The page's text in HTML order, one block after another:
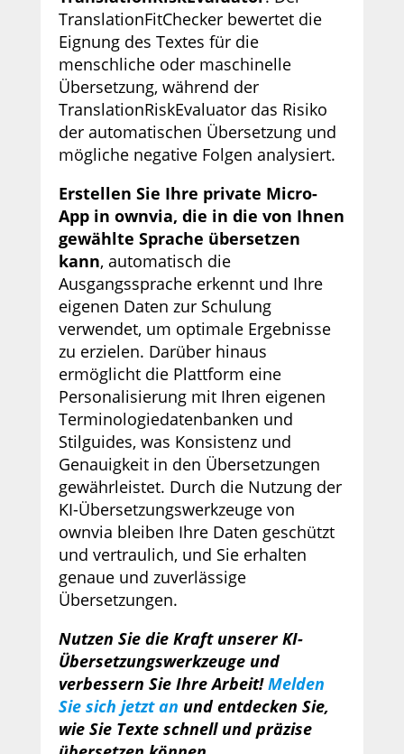
TranslationFitChecker bewertet die
Eignung des Textes für die
menschliche oder maschinelle
Übersetzung, während der
TranslationRiskEvaluator das Risiko
der automatischen Übersetzung und
mögliche negative Folgen analysiert.
Erstellen Sie Ihre private Micro-
App in ownvia, die in die von Ihnen
gewählte Sprache übersetzen
kann, automatisch die
Ausgangssprache erkennt und Ihre
eigenen Daten zur Schulung
verwendet, um optimale Ergebnisse
zu erzielen. Darüber hinaus
ermöglicht die Plattform eine
Personalisierung mit Ihren eigenen
Terminologiedatenbanken und
Stilguides, was Konsistenz und
Genauigkeit in den Übersetzungen
gewährleistet. Durch die Nutzung der
KI-Übersetzungswerkzeuge von
ownvia bleiben Ihre Daten geschützt
und vertraulich, und Sie erhalten
genaue und zuverlässige
Übersetzungen.
Nutzen Sie die Kraft unserer KI-
Übersetzungswerkzeuge und
verbessern Sie Ihre Arbeit!Melden
Sie sich jetzt an und entdecken Sie,
wie Sie Texte schnell und präzise